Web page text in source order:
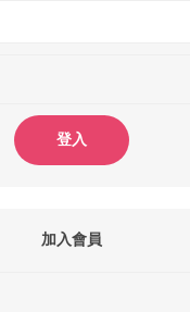
登入
加入會員